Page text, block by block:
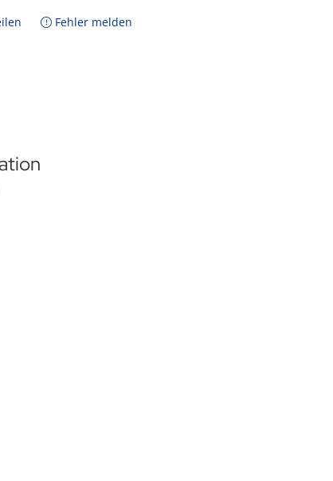
Fehler melden